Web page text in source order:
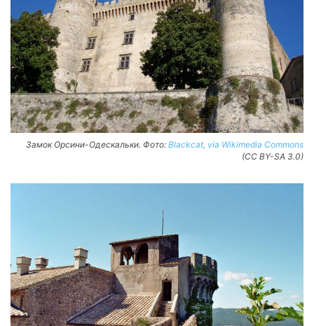
Замок Орсини-Одескальки. Фото: Blackcat, via Wikimedia Commons
(CC BY-SA 3.0)